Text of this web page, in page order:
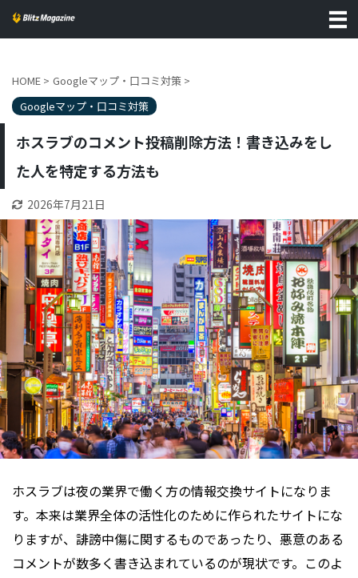
HOME > Googleマップ・口コミ対策 >
Googleマップ・口コミ対策
ホスラブのコメント投稿削除方法！書き込みをし
た人を特定する方法も
2026年7月21日
ホスラブは夜の業界で働く方の情報交換サイトになりま
す。本来は業界全体の活性化のために作られたサイトにな
りますが、誹謗中傷に関するものであったり、悪意のある
コメントが数多く書き込まれているのが現状です。このよ